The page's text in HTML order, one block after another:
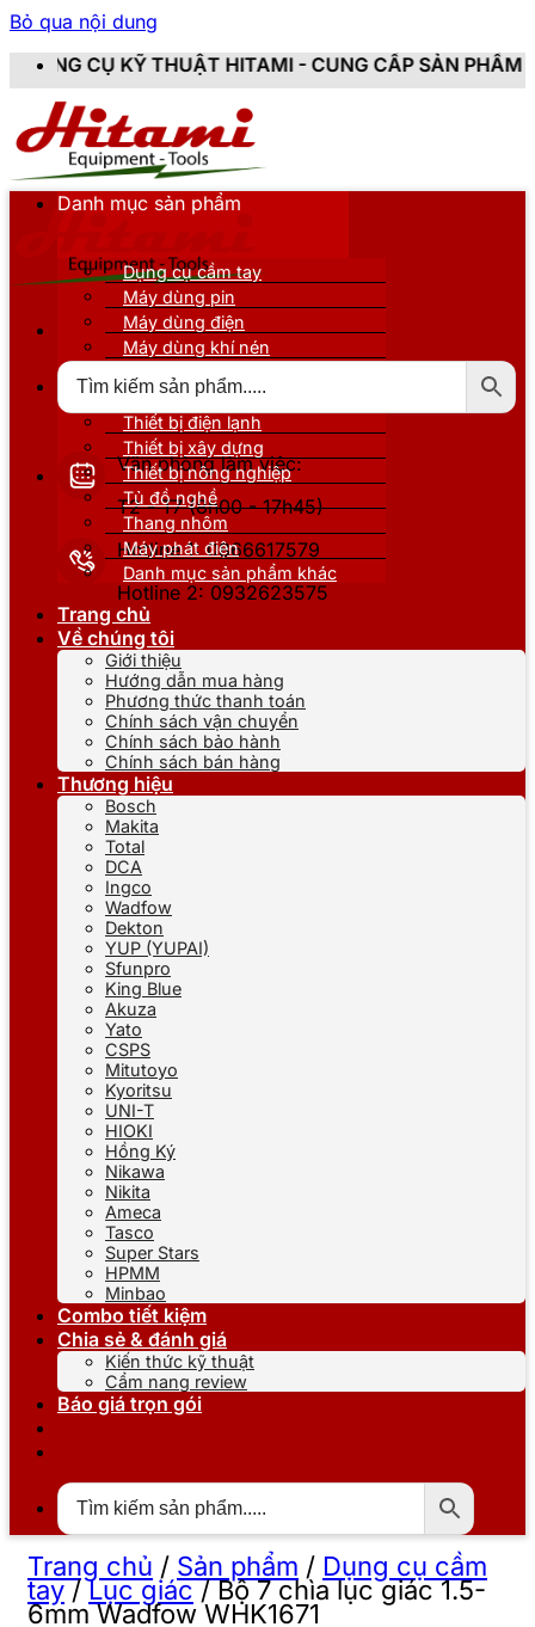
Bỏ qua nội dung
HITAMI - CUNG CẤP SẢN PHẨM CHÍNH HÃNG,
Văn phòng làm việc:
T2 - T7 (8h00 - 17h45)
Hotline 1: 0866617579
Hotline 2: 0932623575
Danh mục sản phẩm
Dụng cụ cầm tay
Máy dùng pin
Máy dùng điện
Máy dùng khí nén
Thiết bị nâng đỡ
Thiết bị điện lạnh
Thiết bị xây dựng
Thiết bị nông nghiệp
Tủ đồ nghề
Thang nhôm
Máy phát điện
Danh mục sản phẩm khác
Trang chủ
Về chúng tôi
Giới thiệu
Hướng dẫn mua hàng
Phương thức thanh toán
Chính sách vận chuyển
Chính sách bảo hành
Chính sách bán hàng
Thương hiệu
Bosch
Makita
Total
DCA
Ingco
Wadfow
Dekton
YUP (YUPAI)
Sfunpro
King Blue
Akuza
Yato
CSPS
Mitutoyo
Kyoritsu
UNI-T
HIOKI
Hồng Ký
Nikawa
Nikita
Ameca
Tasco
Super Stars
HPMM
Minbao
Combo tiết kiệm
Chia sẻ & đánh giá
Kiến thức kỹ thuật
Cẩm nang review
Báo giá trọn gói
Trang chủ / Sản phẩm / Dụng cụ cầm
tay/Lục giác/Bộ 7 chìa lục giác 1.5-
6mm Wadfow WHK1671